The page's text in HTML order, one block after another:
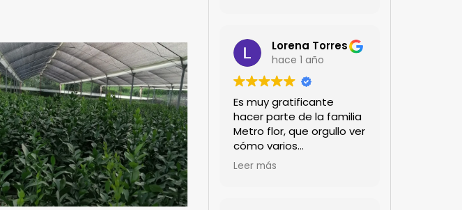
Lorena Torres
hace 1 año
Es muy gratificante
hacer parte de la familia
Metro flor, que orgullo ver
cómo varios
profesionales hombres y
Leer más